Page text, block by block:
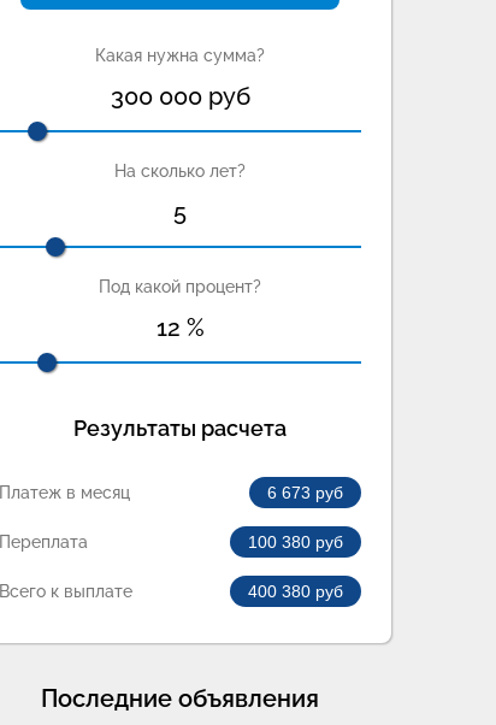
Какая нужна сумма?
300 000руб
На сколько лет?
5
Под какой процент?
12 %
Результаты расчета
Платеж в месяц 6 673 руб
Переплата 100 380 руб
Всего к выплате 400 380 руб
Последние объявления